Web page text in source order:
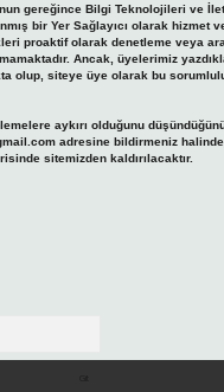
gereğince Bilgi Teknolojileri ve
bir Yer Sağlayıcı olarak hizmet
proaktif olarak denetleme veya
Ancak, üyelerimiz
olup, siteye üye olarak bu
aykırı olduğunu
adresine bildirmeniz
sitemizden kaldırılacaktır.